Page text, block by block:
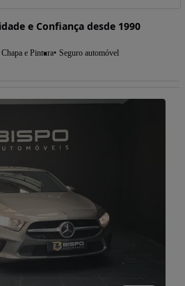
e Confiança desde 1990
Chapa e Pintura Seguro automóvel